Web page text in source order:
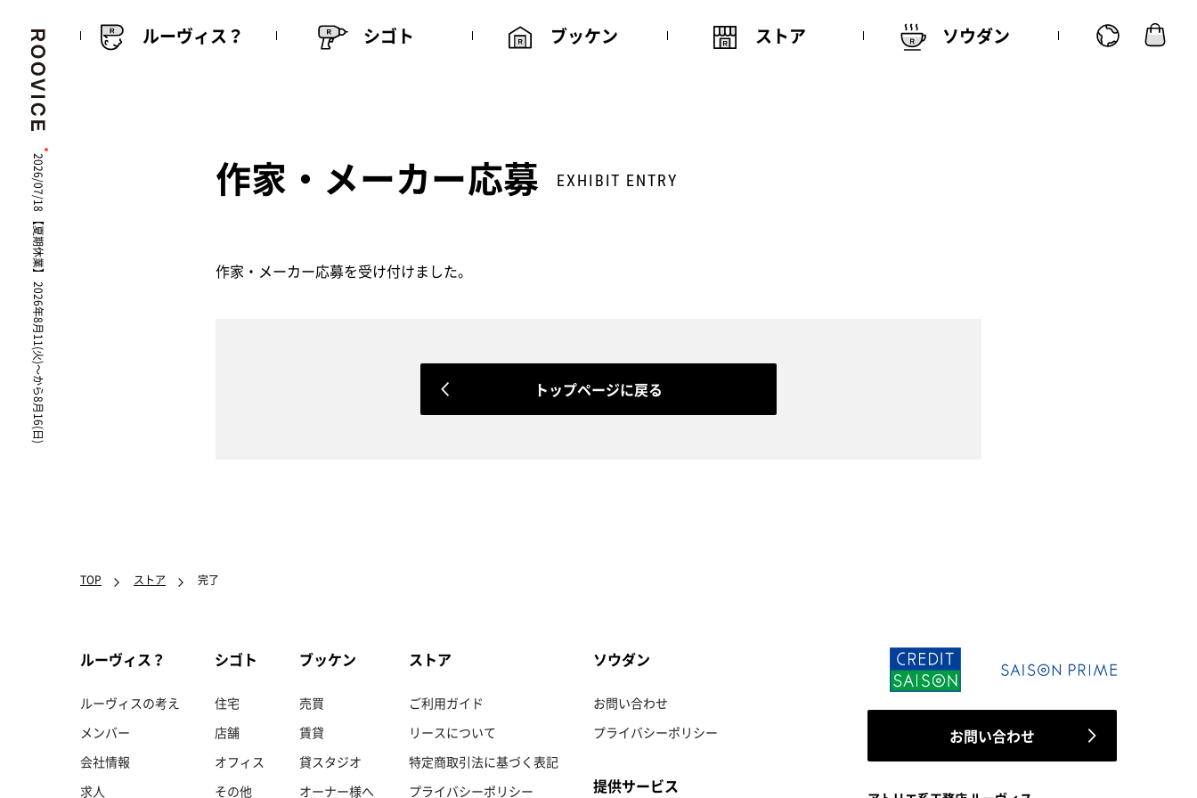
2026/07/18 【夏期休業】 2026年8月11(火)〜から8月16(日)
ルーヴィス？ シゴト ブッケン ストア ソウダン
作家・メーカー応募 EXHIBIT ENTRY
作家・メーカー応募を受け付けました。
トップページに戻る
TOP ストア 完了
ルーヴィス？
ルーヴィスの考え
メンバー
会社情報
求人
シゴト
住宅
店舗
オフィス
その他
ブッケン
売買
賃貸
貸スタジオ
オーナー様へ
ストア
ご利用ガイド
リースについて
特定商取引法に基づく表記
プライバシーポリシー
ソウダン
お問い合わせ
プライバシーポリシー
提供サービス
お問い合わせ